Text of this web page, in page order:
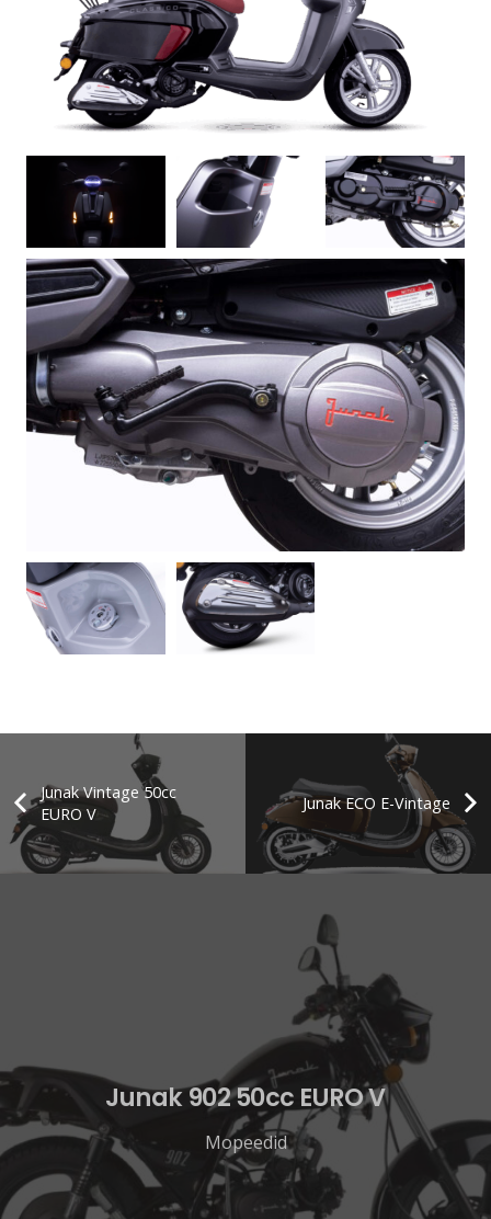
Junak Vintage 50cc
EURO V
Junak ECO E-Vintage
Junak 902 50cc EURO V
Mopeedid